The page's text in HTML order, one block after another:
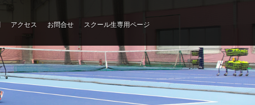
アクセス お問合せ スクール生専用ページ